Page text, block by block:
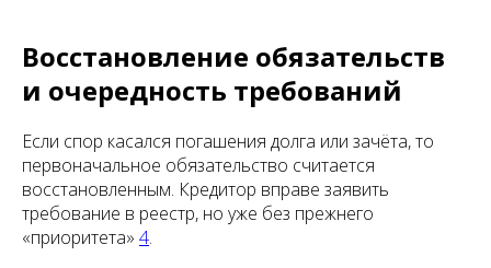
Восстановление обязательств
и очередность требований
Если спор касался погашения долга или зачёта, то
первоначальное обязательство считается
восстановленным. Кредитор вправе заявить
требование в реестр, но уже без прежнего
«приоритета» 4.